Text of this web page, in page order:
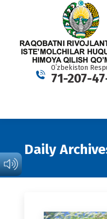
Oʻzbekiston
71-207-
Daily